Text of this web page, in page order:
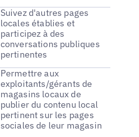
Suivez d'autres pages
locales établies et
participez à des
conversations publiques
pertinentes
Permettre aux
exploitants/gérants de
magasins locaux de
publier du contenu local
pertinent sur les pages
sociales de leur magasin